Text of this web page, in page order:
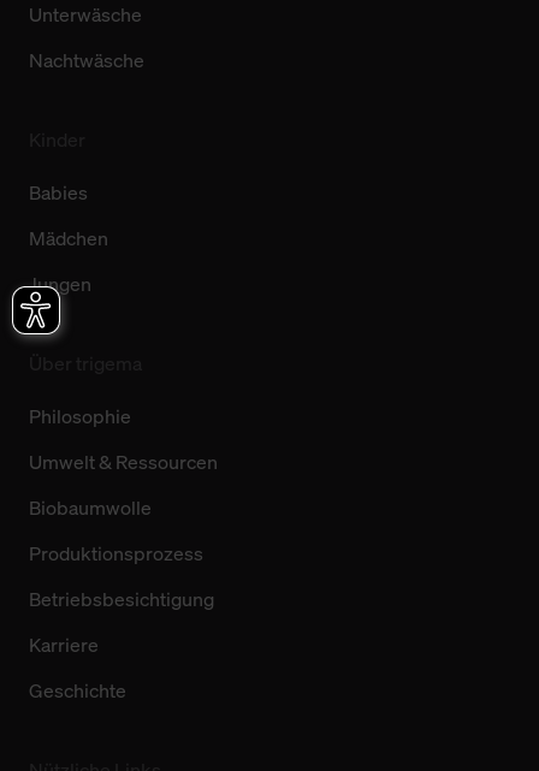
Unterwäsche
Nachtwäsche
Babies
Mädchen
Jungen
Philosophie
Umwelt & Ressourcen
Biobaumwolle
Produktionsprozess
Betriebsbesichtigung
Karriere
Geschichte